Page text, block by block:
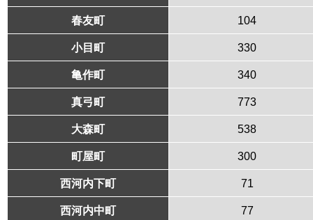
春友町 104
小目町 330
亀作町 340
真弓町 773
大森町 538
町屋町 300
西河内下町 71
西河内中町 77